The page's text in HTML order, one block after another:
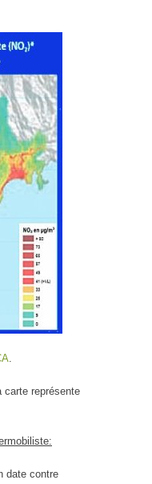
.
carte représente
date contre